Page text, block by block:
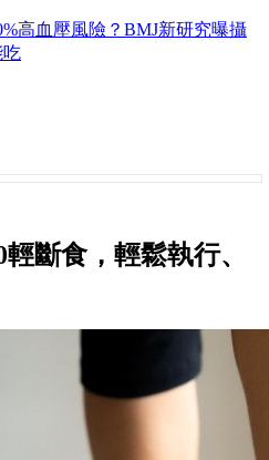
高血壓風險？BMJ新研究曝攝
吃
斷食，輕鬆執行、